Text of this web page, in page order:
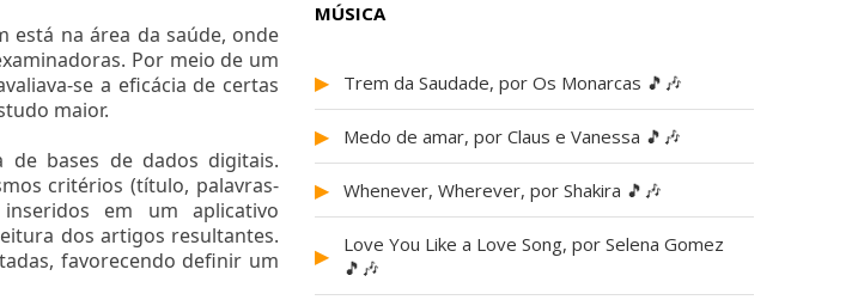
está na área da saúde, onde
Por meio de um
se a eficácia de certas
maior.
de bases de dados digitais.
critérios (título, palavras-
em um aplicativo
dos artigos resultantes.
favorecendo definir um
MÚSICA
▶ Trem da Saudade, por Os Monarcas 🎵🎶
▶ Medo de amar, por Claus e Vanessa 🎵🎶
▶ Whenever, Wherever, por Shakira 🎵🎶
▶
Love You Like a Love Song, por Selena Gomez
🎵🎶